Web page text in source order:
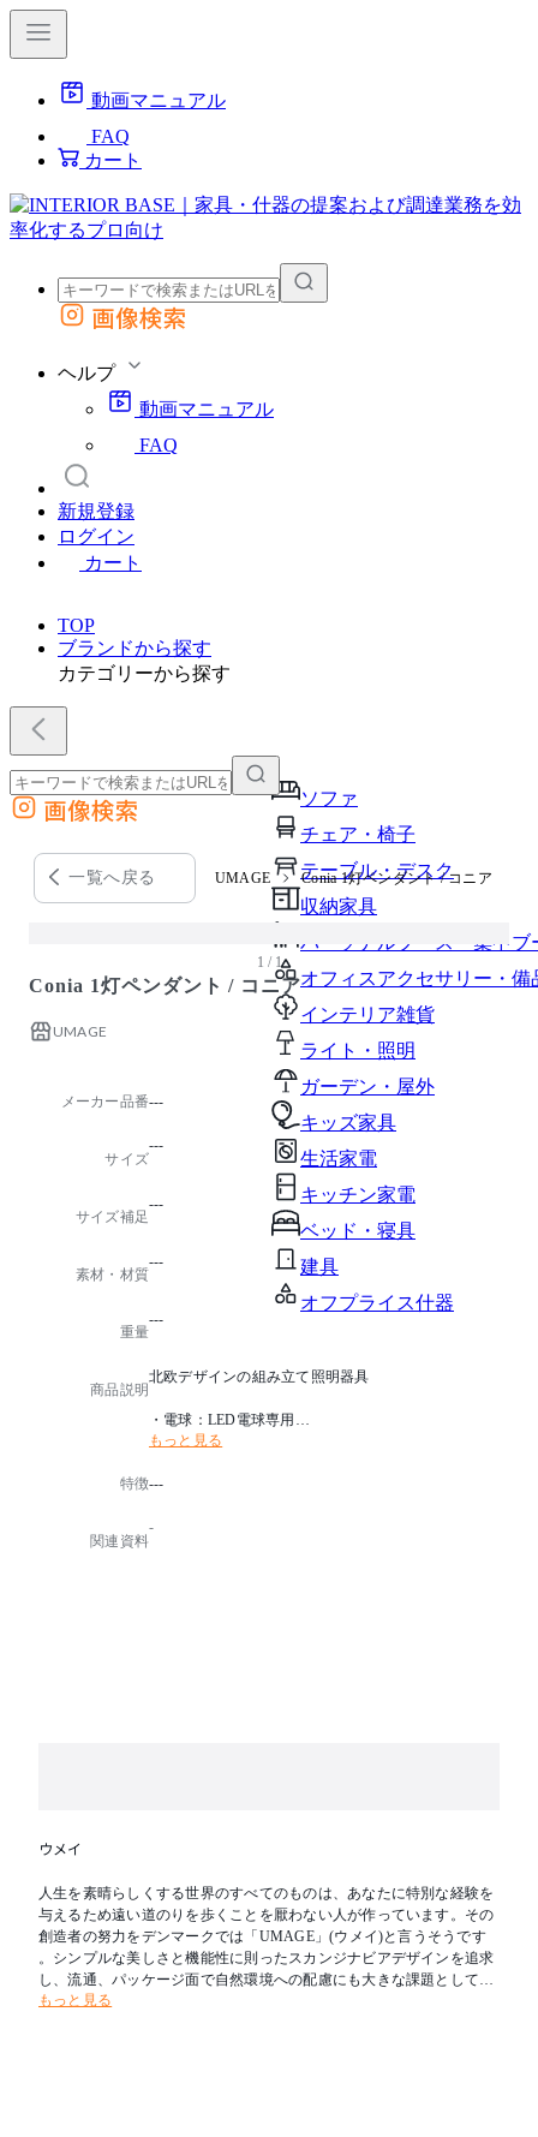
動画マニュアル
FAQ
カート
外部サイトの商品をカートに追加
画像検索
ヘルプ
動画マニュアル
FAQ
新規登録
ログイン
カート
TOP
ブランドから探す
カテゴリーから探す
ソファ
チェア・椅子
テーブル・デスク
収納家具
パーソナルブース・集中ブ
オフィスアクセサリー・備
インテリア雑貨
ライト・照明
ガーデン・屋外
キッズ家具
生活家電
キッチン家電
ベッド・寝具
建具
オフプライス什器
外部サイトの商品をカートに追加
他のサイトで見つけた商品ページのURLを貼り付けて、カートに追加できます
画像検索
一覧へ戻る UMAGE Conia 1灯ペンダント / コニア
1 / 1
Conia 1灯ペンダント / コニア
UMAGE
メーカー品番---
サイズ
---
サイズ補足
---
素材・材質
---
重量
---
商品説明
北欧デザインの組み立て照明器具
・電球：LED電球専用
・電球別売
・推奨電球：LED 電球 E26/60 形相当
・付属品：コードアジャスター
もっと見る
特徴---
関連資料
-
ウメイ
人生を素晴らしくする世界のすべてのものは、あなたに特別な経験を
与えるため遠い道のりを歩くことを厭わない人が作っています。その
創造者の努力をデンマークでは「UMAGE」(ウメイ)と言うそうです
。シンプルな美しさと機能性に則ったスカンジナビアデザインを追求
し、流通、パッケージ面で自然環境への配慮にも大きな課題として取
り組んでいるブランドです。
もっと見る